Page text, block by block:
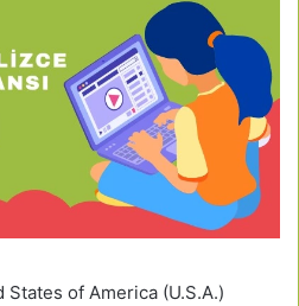
of America (U.S.A.)